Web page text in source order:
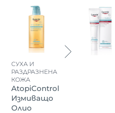
СУХА И
РАЗДРАЗНЕНА
КОЖА
AtopiControl
Измиващо
Олио